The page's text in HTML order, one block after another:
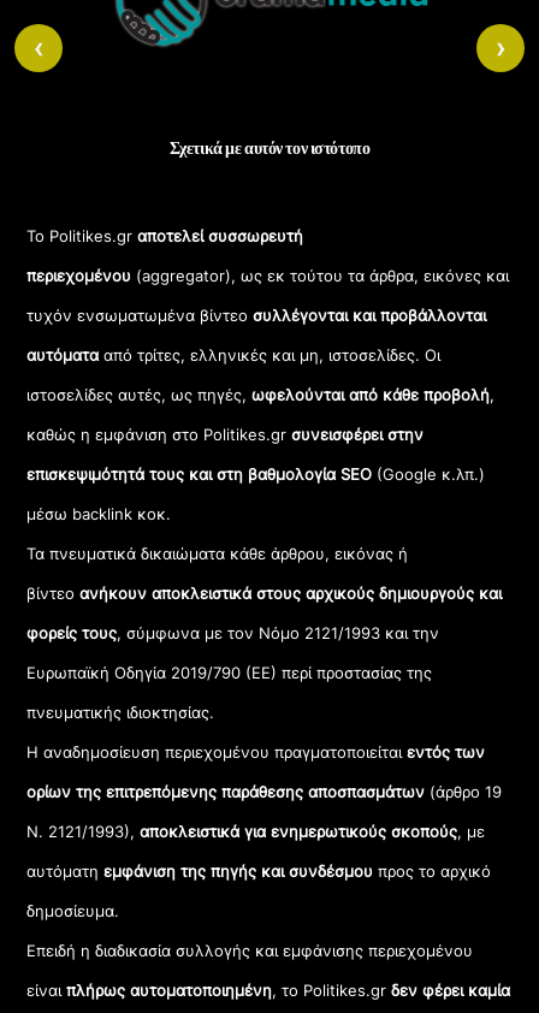
Σχετικά με αυτόν τον ιστότοπο
Το Politikes.grαποτελεί συσσωρευτή
περιεχομένου (aggregator), ως εκ τούτου τα άρθρα, εικόνες και
τυχόν ενσωματωμένα βίντεοσυλλέγονται και προβάλλονται
αυτόματααπό τρίτες, ελληνικές και μη, ιστοσελίδες. Οι
ιστοσελίδες αυτές, ως πηγές,ωφελούνται από κάθε προβολή,
καθώς η εμφάνιση στο Politikes.gr συνεισφέρει στην
επισκεψιμότητά τους και στη βαθμολογία SEO (Google κ.λπ.)
μέσω backlink κοκ.
Τα πνευματικά δικαιώματα κάθε άρθρου, εικόνας ή
βίντεοανήκουν αποκλειστικά στους αρχικούς δημιουργούς και
φορείς τους, σύμφωνα με τον Νόμο 2121/1993 και την
Ευρωπαϊκή Οδηγία 2019/790 (ΕΕ) περί προστασίας της
πνευματικής ιδιοκτησίας.
Η αναδημοσίευση περιεχομένου πραγματοποιείταιεντός των
ορίων της επιτρεπόμενης παράθεσης αποσπασμάτων (άρθρο 19
Ν. 2121/1993), αποκλειστικά για ενημερωτικούς σκοπούς, με
αυτόματηεμφάνιση της πηγής και συνδέσμου προς το αρχικό
δημοσίευμα.
Επειδή η διαδικασία συλλογής και εμφάνισης περιεχομένου
είναιπλήρως αυτοματοποιημένη, το Politikes.grδεν φέρει καμία
‹ ›